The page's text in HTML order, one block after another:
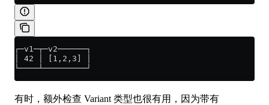
┌─v1─┬─v2──────┐
│ 42 │ [1,2,3] │
└────┴─────────┘
有时，额外检查 Variant 类型也很有用，因为带有